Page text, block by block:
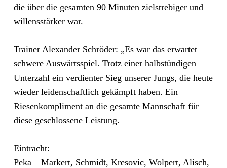
die über die gesamten 90 Minuten zielstrebiger und
willensstärker war.
Trainer Alexander Schröder: „Es war das erwartet
schwere Auswärtsspiel. Trotz einer halbstündigen
Unterzahl ein verdienter Sieg unserer Jungs, die heute
wieder leidenschaftlich gekämpft haben. Ein
Riesenkompliment an die gesamte Mannschaft für
diese geschlossene Leistung.
Eintracht:
Peka – Markert, Schmidt, Kresovic, Wolpert, Alisch,